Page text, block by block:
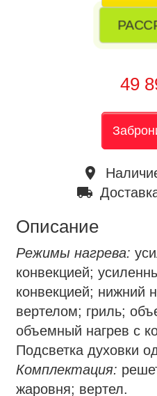
49
place
local_shipping
Описание
Режимы нагрева:
конвекцией;
конвекцией; нижний
вертелом; гриль;
объемный нагрев с
Подсветка духовки
Комплектация:
жаровня; вертел.